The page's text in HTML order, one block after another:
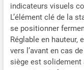
indicateurs visuels
L’élément clé de la
se positionner
Réglable en hauteur,
vers l’avant en cas
siège est solidement